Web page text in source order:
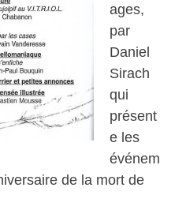
ages,
par
Daniel
Sirach
qui
présent
e les
événem
de la mort de